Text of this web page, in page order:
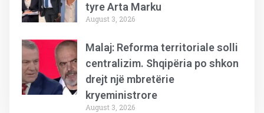
tyre Arta Marku
August 3, 2026
Malaj: Reforma territoriale solli
centralizim. Shqipëria po shkon
drejt një mbretërie
kryeministrore
August 3, 2026